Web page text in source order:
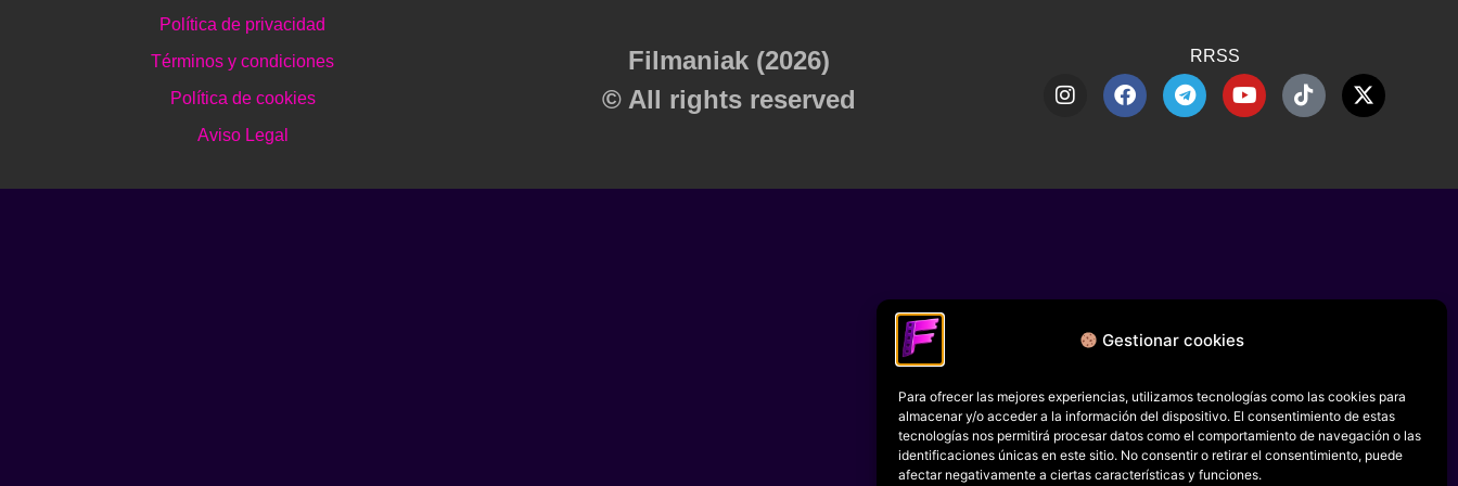
Gestionar cookies
Para ofrecer las mejores experiencias, utilizamos tecnologías como las cookies para
almacenar y/o acceder a la información del dispositivo. El consentimiento de estas
tecnologías nos permitirá procesar datos como el comportamiento de navegación o las
identificaciones únicas en este sitio. No consentir o retirar el consentimiento, puede
afectar negativamente a ciertas características y funciones.
Política de privacidad
Términos y condiciones
Política de cookies
Aviso Legal
Filmaniak (2026)
© All rights reserved
RRSS